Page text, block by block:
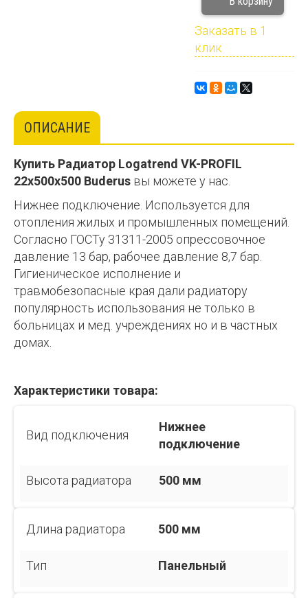
Заказать в 1
клик
ОПИСАНИЕ
Купить Радиатор Logatrend VK-PROFIL
22x500x500 Buderus вы можете у нас.
Нижнее подключение. Используется для
отопления жилых и промышленных помещений.
Согласно ГОСТу 31311-2005 опрессовочное
давление 13 бар, рабочее давление 8,7 бар.
Гигиеническое исполнение и
травмобезопасные края дали радиатору
популярность использования не только в
больницах и мед. учреждениях но и в частных
домах.
Характеристики товара:
Вид подключения
Нижнее
подключение
Высота радиатора 500 мм
Длина радиатора 500 мм
Тип Панельный